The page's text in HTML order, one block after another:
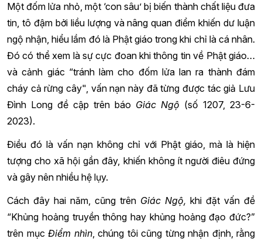
Một đốm lửa nhỏ, một ‘con sâu’ bị biến thành chất liệu đưa
tin, tô đậm bởi liều lượng và nâng quan điểm khiến dư luận
ngộ nhận, hiểu lầm đó là Phật giáo trong khi chỉ là cá nhân.
Đó có thể xem là sự cực đoan khi thông tin về Phật giáo…
và cảnh giác “tránh làm cho đốm lửa lan ra thành đám
cháy cả rừng cây", vấn nạn này đã từng được tác giả Lưu
Đình Long đề cập trên báo Giác Ngộ (số 1207, 23-6-
2023).
Điều đó là vấn nạn không chỉ với Phật giáo, mà là hiện
tượng cho xã hội gần đây, khiến không ít người điêu đứng
và gây nên nhiều hệ lụy.
Cách đây hai năm, cũng trên Giác Ngộ, khi đặt vấn đề
“Khủng hoảng truyền thông hay khủng hoảng đạo đức?”
trên mục Điểm nhìn, chúng tôi cũng từng nhận định, rằng